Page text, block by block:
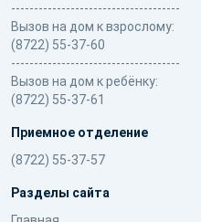
-------------------------------------
Вызов на дом к взрослому:
(8722) 55-37-60
-------------------------------------
Вызов на дом к ребёнку:
(8722) 55-37-61
Приемное отделение
(8722) 55-37-57
Разделы сайта